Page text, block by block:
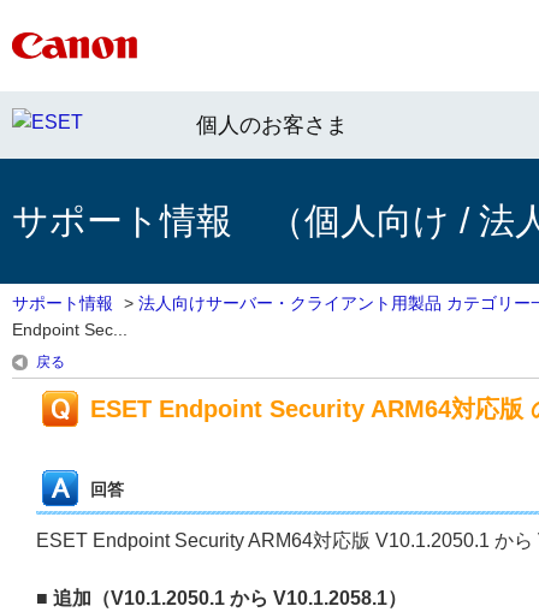
個人のお客さま
サポート情報 （個人向け / 法
サポート情報 > 法人向けサーバー・クライアント用製品 カテゴリー
Endpoint Sec...
戻る
ESET Endpoint Security ARM64対応版
回答
ESET Endpoint Security ARM64対応版 V10.1.2050.1 か
■ 追加（V10.1.2050.1 から V10.1.2058.1）